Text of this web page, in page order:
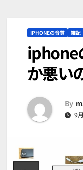
IPHONEの音質 雑記
iphone
か悪い
By
9